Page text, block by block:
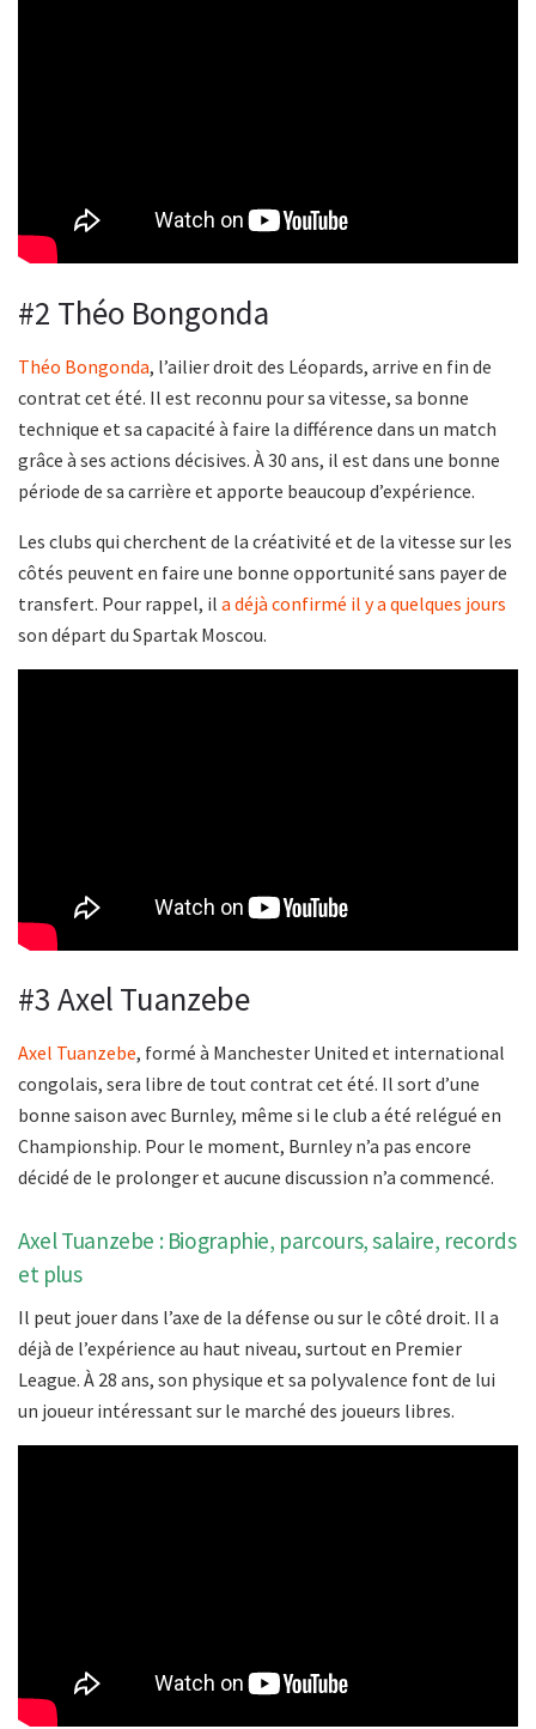
#2 Théo Bongonda
Théo Bongonda, l’ailier droit des Léopards, arrive en fin de
contrat cet été. Il est reconnu pour sa vitesse, sa bonne
technique et sa capacité à faire la différence dans un match
grâce à ses actions décisives. À 30 ans, il est dans une bonne
période de sa carrière et apporte beaucoup d’expérience.
Les clubs qui cherchent de la créativité et de la vitesse sur les
côtés peuvent en faire une bonne opportunité sans payer de
transfert. Pour rappel, il a déjà confirmé il y a quelques jours
son départ du Spartak Moscou.
#3 Axel Tuanzebe
Axel Tuanzebe, formé à Manchester United et international
congolais, sera libre de tout contrat cet été. Il sort d’une
bonne saison avec Burnley, même si le club a été relégué en
Championship. Pour le moment, Burnley n’a pas encore
décidé de le prolonger et aucune discussion n’a commencé.
Axel Tuanzebe : Biographie, parcours, salaire, records
et plus
Il peut jouer dans l’axe de la défense ou sur le côté droit. Il a
déjà de l’expérience au haut niveau, surtout en Premier
League. À 28 ans, son physique et sa polyvalence font de lui
un joueur intéressant sur le marché des joueurs libres.